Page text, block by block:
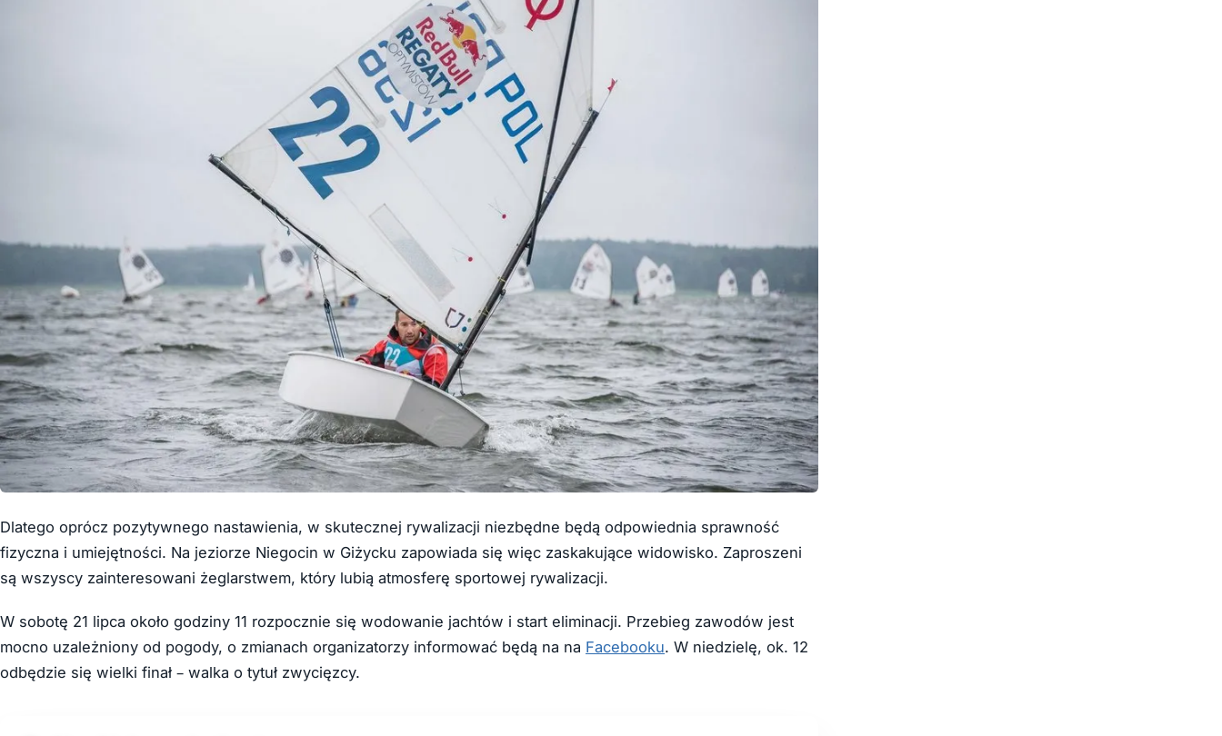
Dlatego oprócz pozytywnego nastawienia, w skutecznej rywalizacji niezbędne będą odpowiednia sprawność
fizyczna i umiejętności. Na jeziorze Niegocin w Giżycku zapowiada się więc zaskakujące widowisko. Zaproszeni
są wszyscy zainteresowani żeglarstwem, który lubią atmosferę sportowej rywalizacji.
W sobotę 21 lipca około godziny 11 rozpocznie się wodowanie jachtów i start eliminacji. Przebieg zawodów jest
mocno uzależniony od pogody, o zmianach organizatorzy informować będą na na Facebooku. W niedzielę, ok. 12
odbędzie się wielki finał – walka o tytuł zwycięzcy.